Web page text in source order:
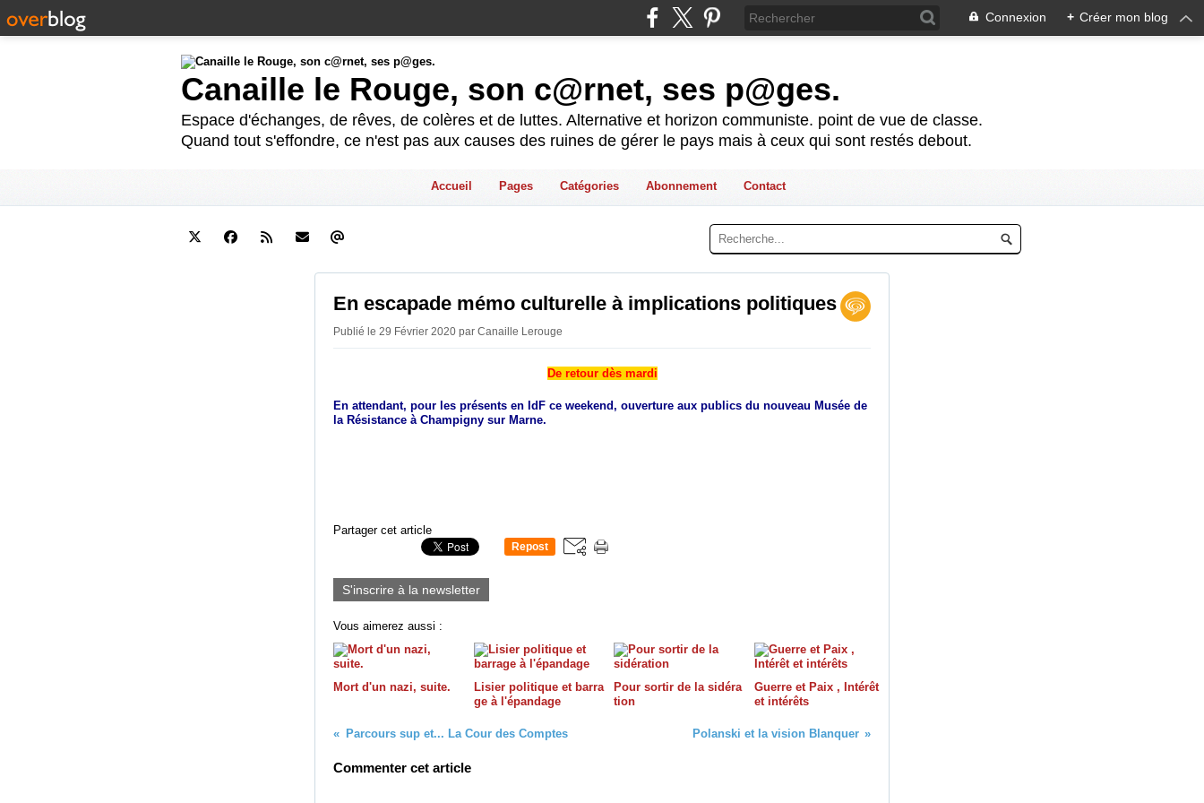
Connexion + Créer mon blog
Canaille le Rouge, son c@rnet, ses p@ges.
Espace d'échanges, de rêves, de colères et de luttes. Alternative et horizon communiste. point de vue de classe.
Quand tout s'effondre, ce n'est pas aux causes des ruines de gérer le pays mais à ceux qui sont restés debout.
Accueil Pages Catégories Abonnement Contact
En escapade mémo culturelle à implications politiques
Publié le 29 Février 2020 par Canaille Lerouge
De retour dès mardi
En attendant, pour les présents en IdF ce weekend, ouverture aux publics du nouveau Musée de
la Résistance à Champigny sur Marne.
Partager cet article
Repost
S'inscrire à la newsletter
Vous aimerez aussi :
Mort d'un nazi, suite.
Lisier politique et barra
ge à l'épandage
Pour sortir de la sidéra
tion
Guerre et Paix , Intérêt
et intérêts
Parcours sup et... La Cour des Comptes Polanski et la vision Blanquer
Commenter cet article